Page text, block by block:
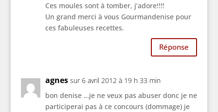
Ces moules sont à tomber, j’adore!!!!
Un grand merci à vous Gourmandenise pour
ces fabuleuses recettes.
Réponse
agnes sur 6 avril 2012 à 19 h 33 min
bon denise …je ne veux pas abuser donc je ne
participerai pas à ce concours (dommage) je